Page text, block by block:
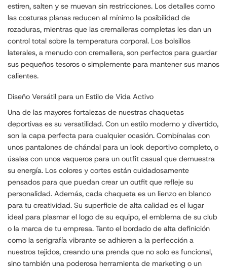
estiren, salten y se muevan sin restricciones. Los detalles como
las costuras planas reducen al mínimo la posibilidad de
rozaduras, mientras que las cremalleras completas les dan un
control total sobre la temperatura corporal. Los bolsillos
laterales, a menudo con cremallera, son perfectos para guardar
sus pequeños tesoros o simplemente para mantener sus manos
calientes.
Diseño Versátil para un Estilo de Vida Activo
Una de las mayores fortalezas de nuestras chaquetas
deportivas es su versatilidad. Con un estilo moderno y divertido,
son la capa perfecta para cualquier ocasión. Combínalas con
unos pantalones de chándal para un look deportivo completo, o
úsalas con unos vaqueros para un outfit casual que demuestra
su energía. Los colores y cortes están cuidadosamente
pensados para que puedan crear un outfit que refleje su
personalidad. Además, cada chaqueta es un lienzo en blanco
para tu creatividad. Su superficie de alta calidad es el lugar
ideal para plasmar el logo de su equipo, el emblema de su club
o la marca de tu empresa. Tanto el bordado de alta definición
como la serigrafía vibrante se adhieren a la perfección a
nuestros tejidos, creando una prenda que no solo es funcional,
sino también una poderosa herramienta de marketing o un